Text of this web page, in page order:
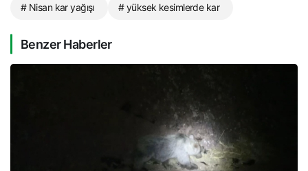
# Nisan kar yağışı # yüksek kesimlerde kar
Benzer Haberler